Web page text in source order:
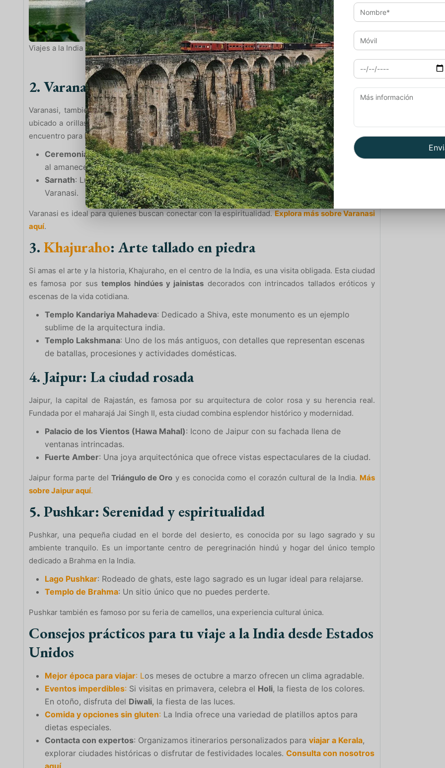
Viajes a la India Desde Estados Unidos
2. Varanasi: La ciudad más sagrada de la India
Varanasi, también conocida como Benarés o Kashi, es un centro espiritual y de peregrinación
ubicado a orillas del río Ganges. Con más de 2,000 años de historia, esta ciudad es un punto de
encuentro para hinduistas y visitantes de todo el mundo.
Ceremonias a orillas delGanges: Experiencia única donde los devotos realizan rituales
al amanecer y al atardecer.
Sarnath: Lugar histórico donde Buda dio su primer sermón, a solo 10 kilómetros de
Varanasi.
Varanasi es ideal para quienes buscan conectar con la espiritualidad. Explora más sobre Varanasi
aquí.
3. Khajuraho: Arte tallado en piedra
Si amas el arte y la historia, Khajuraho, en el centro de la India, es una visita obligada. Esta ciudad
es famosa por sustemplos hindúes y jainistas decorados con intrincados tallados eróticos y
escenas de la vida cotidiana.
Templo Kandariya Mahadeva: Dedicado a Shiva, este monumento es un ejemplo
sublime de la arquitectura india.
Templo Lakshmana: Uno de los más antiguos, con detalles que representan escenas
de batallas, procesiones y actividades domésticas.
4. Jaipur: La ciudad rosada
Jaipur, la capital de Rajastán, es famosa por su arquitectura de color rosa y su herencia real.
Fundada por el maharajá Jai Singh II, esta ciudad combina esplendor histórico y modernidad.
Palacio de los Vientos (Hawa Mahal): Icono de Jaipur con su fachada llena de
ventanas intrincadas.
Fuerte Amber: Una joya arquitectónica que ofrece vistas espectaculares de la ciudad.
Jaipur forma parte del Triángulo de Oro y es conocida como el corazón cultural de la India. Más
sobre Jaipur aquí.
5. Pushkar: Serenidad y espiritualidad
Pushkar, una pequeña ciudad en el borde del desierto, es conocida por su lago sagrado y su
ambiente tranquilo. Es un importante centro de peregrinación hindú y hogar del único templo
dedicado a Brahma en la India.
Lago Pushkar: Rodeado de ghats, este lago sagrado es un lugar ideal para relajarse.
Templo de Brahma: Un sitio único que no puedes perderte.
Pushkar también es famoso por su feria de camellos, una experiencia cultural única.
Consejos prácticos para tu viaje a la India desde Estados
Unidos
Mejor época para viajar: Los meses de octubre a marzo ofrecen un clima agradable.
Eventos imperdibles: Si visitas en primavera, celebra el Holi, la fiesta de los colores.
En otoño, disfruta del Diwali, la fiesta de las luces.
Comida y opciones sin gluten: La India ofrece una variedad de platillos aptos para
dietas especiales.
Contacta con expertos: Organizamos itinerarios personalizados para viajar a Kerala,
explorar ciudades históricas o disfrutar de festividades locales. Consulta con nosotros
aquí.